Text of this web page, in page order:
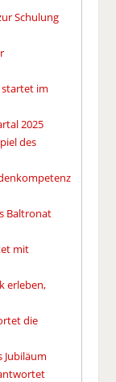
Schulung
im
2025
des
Baltronat
mit
erleben,
die
Jubiläum